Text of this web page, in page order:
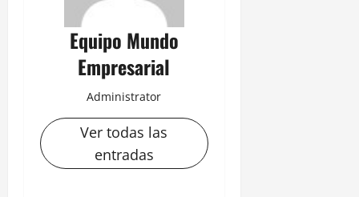
Equipo Mundo
Empresarial
Administrator
Ver todas las
entradas